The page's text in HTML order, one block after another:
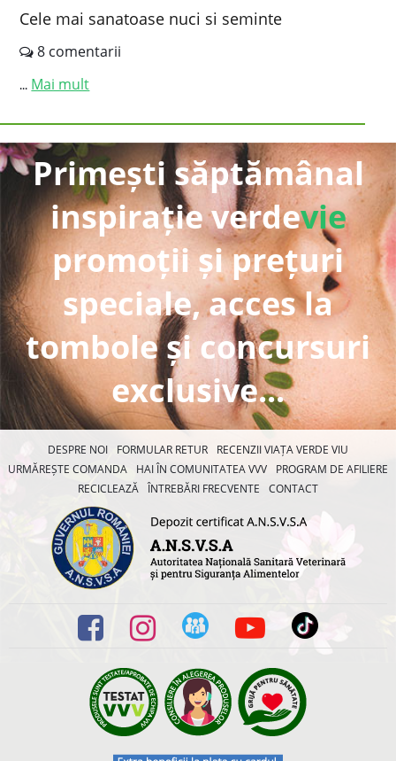
Cele mai sanatoase nuci si seminte
8 comentarii
... Mai mult
Primești săptămânal
inspirație verdevie
promoții și prețuri
speciale, acces la
tombole și concursuri
exclusive...
DESPRE NOI FORMULAR RETUR
RECENZII VIAȚA VERDE VIU
URMĂREȘTE COMANDA
HAI ÎN COMUNITATEA VVV
PROGRAM DE AFILIERE
RECICLEAZĂ ÎNTREBĂRI FRECVENTE CONTACT